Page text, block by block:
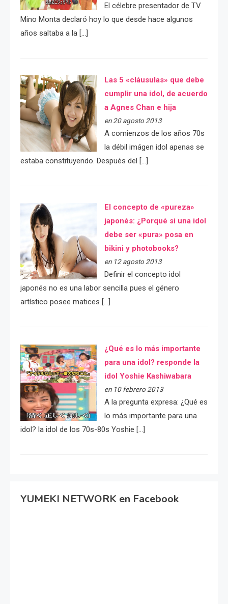
El célebre presentador de TV
Mino Monta declaró hoy lo que desde hace algunos
años saltaba a la […]
Las 5 «cláusulas» que debe
cumplir una idol, de acuerdo
a Agnes Chan e hija
en 20 agosto 2013
A comienzos de los años 70s
la débil imágen idol apenas se
estaba constituyendo. Después del […]
El concepto de «pureza»
japonés: ¿Porqué si una idol
debe ser «pura» posa en
bikini y photobooks?
en 12 agosto 2013
Definir el concepto idol
japonés no es una labor sencilla pues el género
artístico posee matices […]
¿Qué es lo más importante
para una idol? responde la
idol Yoshie Kashiwabara
en 10 febrero 2013
A la pregunta expresa: ¿Qué es
lo más importante para una
idol? la idol de los 70s-80s Yoshie […]
YUMEKI NETWORK en Facebook